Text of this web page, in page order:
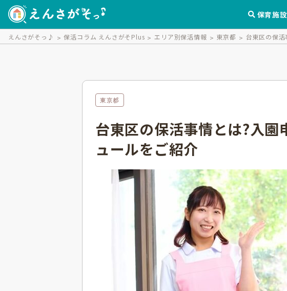
保育施
えんさがそっ♪ 保活コラム えんさがそPlus エリア別保活情報 東京都 台東区の保
東京都
台東区の保活事情とは?入園
ュールをご紹介